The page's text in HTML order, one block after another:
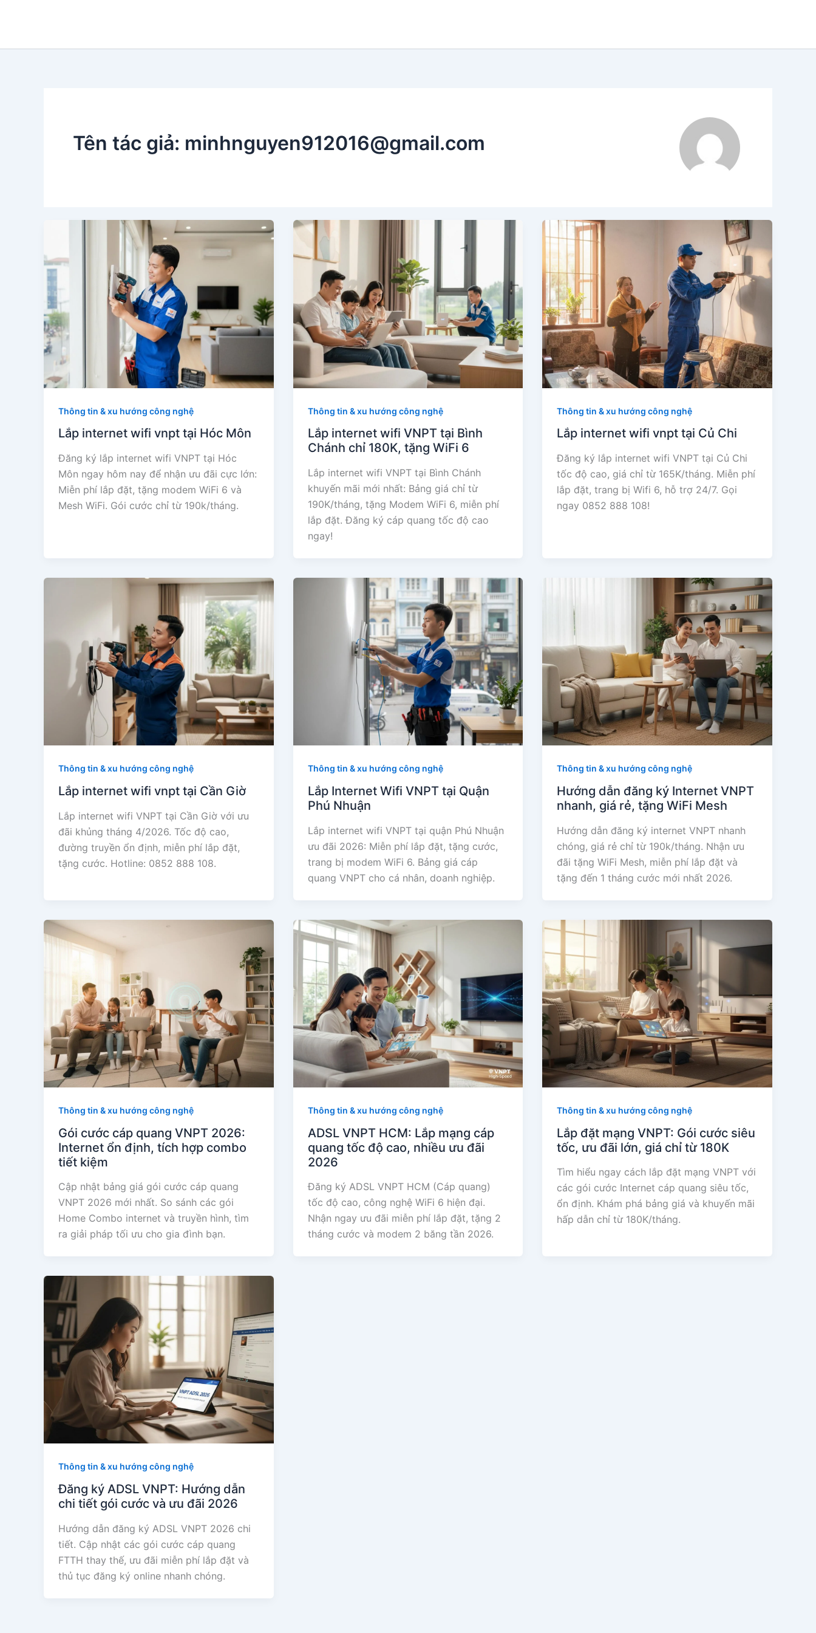
Tên tác giả: minhnguyen912016@gmail.com
Thông tin & xu hướng công nghệ
Lắp internet wifi vnpt tại Hóc Môn
Đăng ký lắp internet wifi VNPT tại Hóc
Môn ngay hôm nay để nhận ưu đãi cực lớn:
Miễn phí lắp đặt, tặng modem WiFi 6 và
Mesh WiFi. Gói cước chỉ từ 190k/tháng.
Thông tin & xu hướng công nghệ
Lắp internet wifi VNPT tại Bình
Chánh chỉ 180K, tặng WiFi 6
Lắp internet wifi VNPT tại Bình Chánh
khuyến mãi mới nhất: Bảng giá chỉ từ
190K/tháng, tặng Modem WiFi 6, miễn phí
lắp đặt. Đăng ký cáp quang tốc độ cao
ngay!
Thông tin & xu hướng công nghệ
Lắp internet wifi vnpt tại Củ Chi
Đăng ký lắp internet wifi VNPT tại Củ Chi
tốc độ cao, giá chỉ từ 165K/tháng. Miễn phí
lắp đặt, trang bị Wifi 6, hỗ trợ 24/7. Gọi
ngay 0852 888 108!
Thông tin & xu hướng công nghệ
Lắp internet wifi vnpt tại Cần Giờ
Lắp internet wifi VNPT tại Cần Giờ với ưu
đãi khủng tháng 4/2026. Tốc độ cao,
đường truyền ổn định, miễn phí lắp đặt,
tặng cước. Hotline: 0852 888 108.
Thông tin & xu hướng công nghệ
Lắp Internet Wifi VNPT tại Quận
Phú Nhuận
Lắp internet wifi VNPT tại quận Phú Nhuận
ưu đãi 2026: Miễn phí lắp đặt, tặng cước,
trang bị modem WiFi 6. Bảng giá cáp
quang VNPT cho cá nhân, doanh nghiệp.
Thông tin & xu hướng công nghệ
Hướng dẫn đăng ký Internet VNPT
nhanh, giá rẻ, tặng WiFi Mesh
Hướng dẫn đăng ký internet VNPT nhanh
chóng, giá rẻ chỉ từ 190k/tháng. Nhận ưu
đãi tặng WiFi Mesh, miễn phí lắp đặt và
tặng đến 1 tháng cước mới nhất 2026.
Thông tin & xu hướng công nghệ
Gói cước cáp quang VNPT 2026:
Internet ổn định, tích hợp combo
tiết kiệm
Cập nhật bảng giá gói cước cáp quang
VNPT 2026 mới nhất. So sánh các gói
Home Combo internet và truyền hình, tìm
ra giải pháp tối ưu cho gia đình bạn.
Thông tin & xu hướng công nghệ
ADSL VNPT HCM: Lắp mạng cáp
quang tốc độ cao, nhiều ưu đãi
2026
Đăng ký ADSL VNPT HCM (Cáp quang)
tốc độ cao, công nghệ WiFi 6 hiện đại.
Nhận ngay ưu đãi miễn phí lắp đặt, tặng 2
tháng cước và modem 2 băng tần 2026.
Thông tin & xu hướng công nghệ
Lắp đặt mạng VNPT: Gói cước siêu
tốc, ưu đãi lớn, giá chỉ từ 180K
Tìm hiểu ngay cách lắp đặt mạng VNPT với
các gói cước Internet cáp quang siêu tốc,
ổn định. Khám phá bảng giá và khuyến mãi
hấp dẫn chỉ từ 180K/tháng.
Thông tin & xu hướng công nghệ
Đăng ký ADSL VNPT: Hướng dẫn
chi tiết gói cước và ưu đãi 2026
Hướng dẫn đăng ký ADSL VNPT 2026 chi
tiết. Cập nhật các gói cước cáp quang
FTTH thay thế, ưu đãi miễn phí lắp đặt và
thủ tục đăng ký online nhanh chóng.